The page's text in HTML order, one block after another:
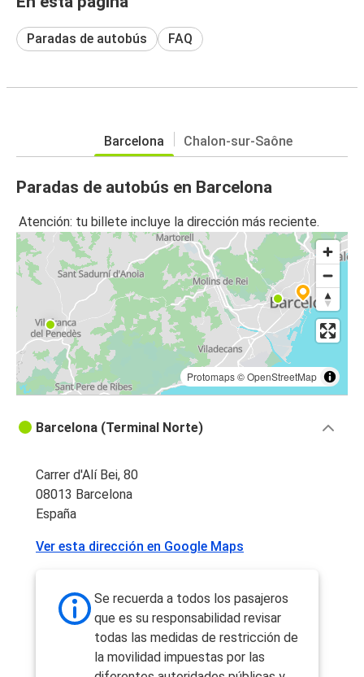
Paradas de autobús FAQ
Barcelona Chalon-sur-Saône
Paradas de autobús en Barcelona
Atención: tu billete incluye la dirección más reciente.
Protomaps©OpenStreetMap
Barcelona (Terminal Norte)
Carrer d'Alí Bei, 80
08013 Barcelona
España
Ver esta dirección en Google Maps
Se recuerda a todos los pasajeros
que es su responsabilidad revisar
todas las medidas de restricción de
la movilidad impuestas por las